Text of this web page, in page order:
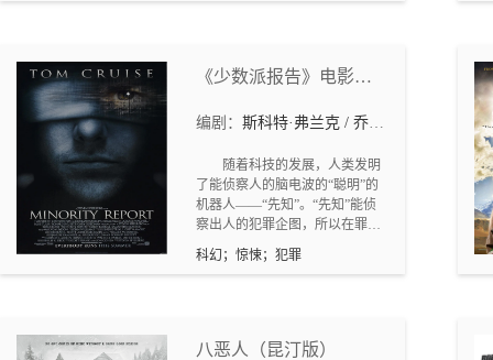
自品味忧愁。在食物的香气里，
故事被娓娓道来。有悲有喜，暗
味，尽在这四方食堂间。本剧改
编自安倍夜郎的同名漫画。2010
年赢得第55届小学馆漫画奖“一般
读者类别”奖项，并且获得第39届
日本漫画家协会奖大奖。
《少数派报告》电影剧
编剧： 斯科特·弗兰克 / 乔恩
随着科技的发展，人类发明
了能侦察人的脑电波的“聪明”的
机器人――“先知”。“先知”能侦
察出人的犯罪企图，所以在罪犯
犯罪之前，就已经被犯罪预防组
织的警察逮捕并获刑。乔恩（汤
遇引起的双人命案之后，乔恩隐
科幻；惊悚；犯罪
八恶人（昆汀版）